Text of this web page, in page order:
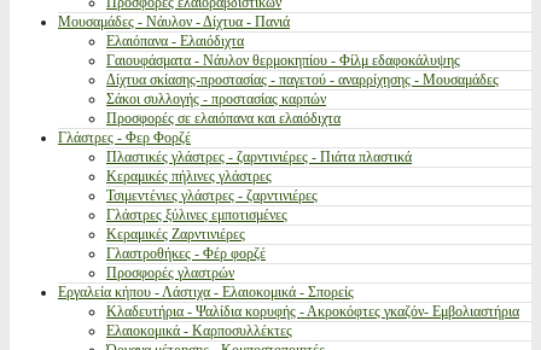
Μουσαμάδες - Νάυλον - Δίχτυα - Πανιά
Ελαιόπανα - Ελαιόδιχτα
Γαιουφάσματα - Νάυλον θερμοκηπίου - Φίλμ εδαφοκάλυψης
Δίχτυα σκίασης-προστασίας - παγετού - αναρρίχησης - Μουσαμάδες
Σάκοι συλλογής - προστασίας καρπών
Προσφορές σε ελαιόπανα και ελαιόδιχτα
Γλάστρες - Φερ Φορζέ
Πλαστικές γλάστρες - ζαρντινιέρες - Πιάτα πλαστικά
Κεραμικές πήλινες γλάστρες
Τσιμεντένιες γλάστρες - ζαρντινιέρες
Γλάστρες ξύλινες εμποτισμένες
Κεραμικές Ζαρντινιέρες
Γλαστροθήκες - Φέρ φορζέ
Προσφορές γλαστρών
Εργαλεία κήπου - Λάστιχα - Ελαιοκομικά - Σπορείς
Κλαδευτήρια - Ψαλίδια κορυφής - Ακροκόφτες γκαζόν- Εμβολιαστήρια
Ελαιοκομικά - Καρποσυλλέκτες